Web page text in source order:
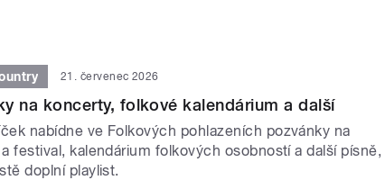
21. červenec 2026
na koncerty, folkové kalendárium a další
nabídne ve Folkových pohlazeních pozvánky na
festival, kalendárium folkových osobností a další písně,
doplní playlist.